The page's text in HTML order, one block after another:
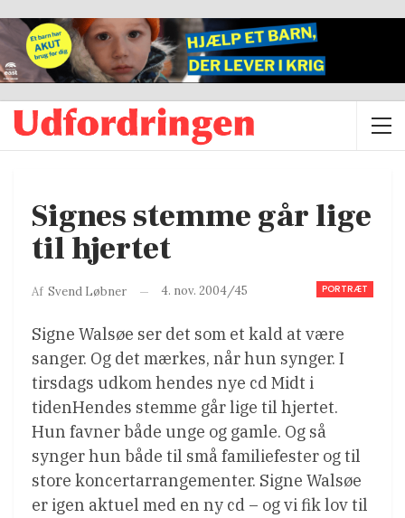
Signes stemme går lige
til hjertet
PORTRÆT
Af Svend Løbner 4. nov. 2004/45
Signe Walsøe ser det som et kald at være
sanger. Og det mærkes, når hun synger. I
tirsdags udkom hendes nye cd Midt i
tidenHendes stemme går lige til hjertet.
Hun favner både unge og gamle. Og så
synger hun både til små familiefester og til
store koncertarrangementer. Signe Walsøe
er igen aktuel med en ny cd – og vi fik lov til